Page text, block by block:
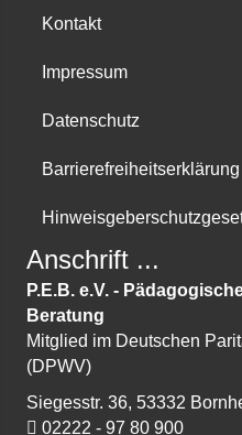
Kontakt
Impressum
Datenschutz
Barriere­freiheits­erklärung
Anschrift ...
P.E.B. e.V. -
Beratung
Mitglied im Deutschen
(DPWV)
Siegesstr. 36, 53332
02222 - 97 80 900